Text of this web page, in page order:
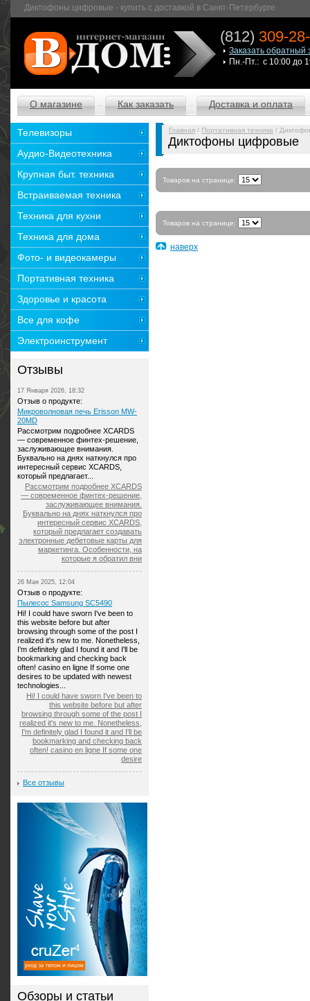
Диктофоны цифровые - купить с доставкой в Санкт-Петербурге
(812) 309-
Заказать обратный
Пн.-Пт.: с 10:00 до
О магазине Как заказать Доставка и оплата
Главная / Портативная техника /
Диктофоны цифровые
Товаров на странице:
Товаров на странице:
наверх
Телевизоры
Аудио-Видеотехника
Крупная быт. техника
Встраиваемая техника
Техника для кухни
Техника для дома
Фото- и видеокамеры
Портативная техника
Здоровье и красота
Все для кофе
Электроинструмент
Отзывы
17 Января 2026, 18:32
Отзыв о продукте:
Микроволновая печь Erisson MW-
20MD
Рассмотрим подробнее XCARDS
— современное финтех-решение,
заслуживающее внимания.
Буквально на днях наткнулся про
интересный сервис XCARDS,
который предлагает...
Рассмотрим подробнее XCARDS
— современное финтех-решение,
заслуживающее внимания.
Буквально на днях наткнулся про
интересный сервис XCARDS,
который предлагает создавать
электронные дебетовые карты для
маркетинга. Особенности, на
которые я обратил вни
26 Мая 2025, 12:04
Отзыв о продукте:
Пылесос Samsung SC5490
Hi! I could have sworn I've been to
this website before but after
browsing through some of the post I
realized it's new to me. Nonetheless,
I'm definitely glad I found it and I'll be
bookmarking and checking back
often! casino en ligne If some one
desires to be updated with newest
technologies...
Hi! I could have sworn I've been to
this website before but after
browsing through some of the post I
realized it's new to me. Nonetheless,
I'm definitely glad I found it and I'll be
bookmarking and checking back
often! casino en ligne If some one
desire
Все отзывы
Обзоры и статьи